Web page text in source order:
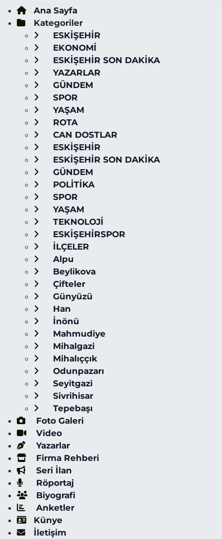
Ana Sayfa
Kategoriler
ESKİŞEHİR
EKONOMİ
ESKİŞEHİR SON DAKİKA
YAZARLAR
GÜNDEM
SPOR
YAŞAM
ROTA
CAN DOSTLAR
ESKİŞEHİR
ESKİŞEHİR SON DAKİKA
GÜNDEM
POLİTİKA
SPOR
YAŞAM
TEKNOLOJİ
ESKİŞEHİRSPOR
İLÇELER
Alpu
Beylikova
Çifteler
Günyüzü
Han
İnönü
Mahmudiye
Mihalgazi
Mihalıççık
Odunpazarı
Seyitgazi
Sivrihisar
Tepebaşı
Foto Galeri
Video
Yazarlar
Firma Rehberi
Seri İlan
Röportaj
Biyografi
Anketler
Künye
İletişim